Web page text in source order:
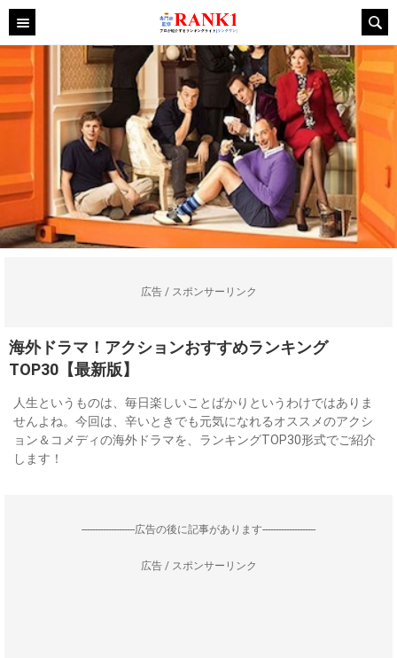
広告 / スポンサーリンク
海外ドラマ！アクションおすすめランキング
TOP30【最新版】
人生というものは、毎日楽しいことばかりというわけではありま
せんよね。今回は、辛いときでも元気になれるオススメのアクシ
ョン＆コメディの海外ドラマを、ランキングTOP30形式でご紹介
します！
--------------------広告の後に記事があります--------------------
広告 / スポンサーリンク